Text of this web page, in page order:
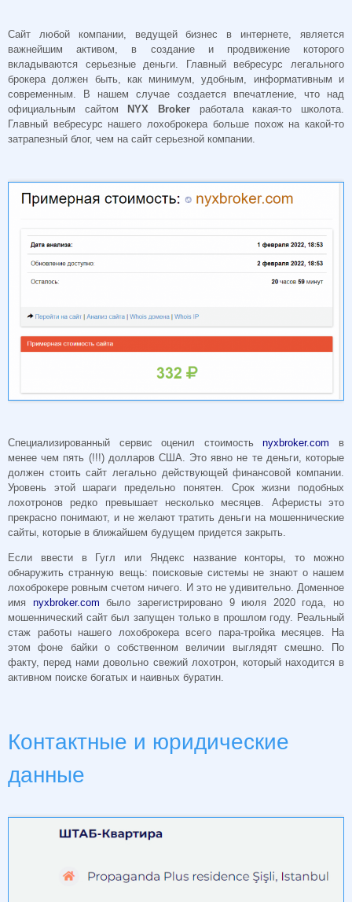
Сайт любой компании, ведущей бизнес в интернете, является
важнейшим активом, в создание и продвижение которого
вкладываются серьезные деньги. Главный вебресурс легального
брокера должен быть, как минимум, удобным, информативным и
современным. В нашем случае создается впечатление, что над
официальным сайтом
NYX Broker работала какая-то школота.
Главный вебресурс нашего лохоброкера больше похож на какой-то
затрапезный блог, чем на сайт серьезной компании.
Специализированный сервис оценил стоимостьnyxbroker.com в
менее чем пять (!!!) долларов США. Это явно не те деньги, которые
должен стоить сайт легально действующей финансовой компании.
Уровень этой шараги предельно понятен. Срок жизни подобных
лохотронов редко превышает несколько месяцев. Аферисты это
прекрасно понимают, и не желают тратить деньги на мошеннические
сайты, которые в ближайшем будущем придется закрыть.
Если ввести в Гугл или Яндекс название конторы, то можно
обнаружить странную вещь: поисковые системы не знают о нашем
лохоброкере ровным счетом ничего. И это не удивительно. Доменное
имя nyxbroker.com было зарегистрировано 9 июля 2020 года, но
мошеннический сайт был запущен только в прошлом году. Реальный
стаж работы нашего лохоброкера всего пара-тройка месяцев. На
этом фоне байки о собственном величии выглядят смешно. По
факту, перед нами довольно свежий лохотрон, который находится в
активном поиске богатых и наивных буратин.
Контактные и юридические
данные